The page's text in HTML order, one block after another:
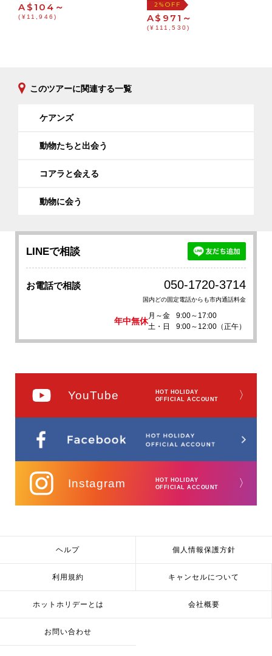
A$104～
(¥11,946)
2% OFF
A$971～
(¥111,530)
このツアーに関連する一覧
ケアンズ
動物たちと出会う
コアラと会える
動物に会う
LINEで相談
お電話で相談 050-1720-3714
国内どの固定電話からも市内通話料金
年中無休
月～金
9:00～17:00
土・日
9:00～12:00（正午）
YouTube
HOT HOLIDAY
OFFICIAL ACCOUNT
〉
Instagram
HOT HOLIDAY
OFFICIAL ACCOUNT
〉
ヘルプ 個人情報保護方針
利用規約 キャンセルについて
ホットホリデーとは 会社概要
お問い合わせ